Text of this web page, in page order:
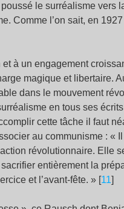
le surréalisme vers
Comme l’on sait, en
à un engagement
magique et libertaire.
dans le mouvement
en tous ses
cette tâche il faut
au communisme : «
révolutionnaire. Elle
entièrement la
et l’avant-fête. » [11]